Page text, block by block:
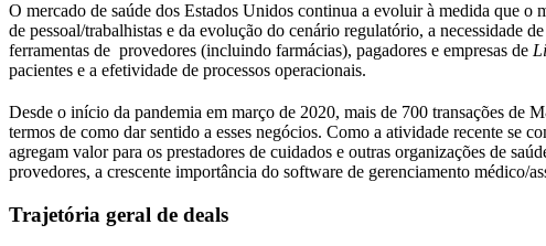
O mercado de saúde dos Estados Unidos continua a evoluir à medida que
de pessoal/trabalhistas e da evolução do cenário regulatório, a
ferramentas de provedores (incluindo farmácias), pagadores e empresas de
pacientes e a efetividade de processos operacionais.
Desde o início da pandemia em março de 2020, mais de 700 transações de
termos de como dar sentido a esses negócios. Como a atividade recente se
agregam valor para os prestadores de cuidados e outras organizações de
provedores, a crescente importância do software de gerenciamento médico/
Trajetória geral de deals